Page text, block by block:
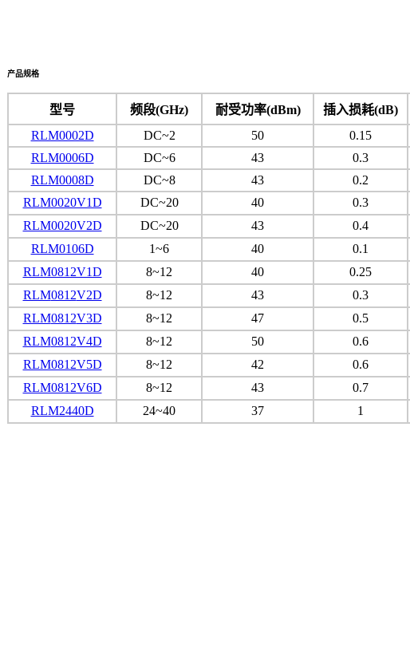
产品规格
型号 频段(GHz) 耐受功率(dBm) 插入损耗(dB)
RLM0002D
DC~2 50 0.15
RLM0006D
DC~6 43 0.3
RLM0008D
DC~8 43 0.2
RLM0020V1D
DC~20 40 0.3
RLM0020V2D
DC~20 43 0.4
RLM0106D
1~6 40 0.1
RLM0812V1D
8~12 40 0.25
RLM0812V2D 8~12 43 0.3
RLM0812V3D 8~12 47 0.5
RLM0812V4D 8~12 50 0.6
RLM0812V5D
8~12 42 0.6
RLM0812V6D
8~12 43 0.7
RLM2440D
24~40 37 1